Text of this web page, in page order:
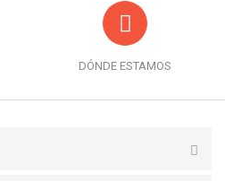
DÓNDE ESTAMOS